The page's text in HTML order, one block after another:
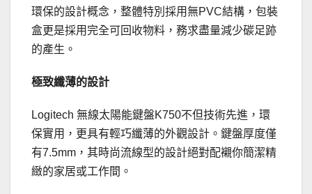
環保的設計概念，整體特別採用無PVC結構，包裝
盒更是採用完全可回收物料，務求盡量減少碳足跡
的產生。
極致纖薄的設計
Logitech 無線太陽能鍵盤K750不但技術先進，環
保實用，更具有輕巧纖薄的外觀設計。鍵盤厚度僅
有7.5mm，其時尚流線型的設計絕對配襯你簡潔精
緻的家居或工作間。